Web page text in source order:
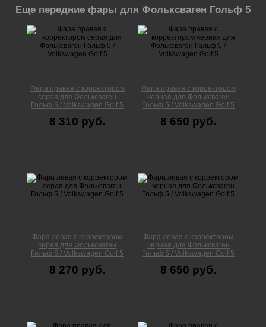
Еще передние фары для Фольксваген Гольф 5
Фара правая с корректором
серая для Фольксваген
Гольф 5 / Volkswagen Golf 5
8 310 руб.
Фара правая с корректором
черная для Фольксваген
Гольф 5 / Volkswagen Golf 5
8 650 руб.
Фара левая с корректором
серая для Фольксваген
Гольф 5 / Volkswagen Golf 5
8 270 руб.
Фара левая с корректором
черная для Фольксваген
Гольф 5 / Volkswagen Golf 5
8 650 руб.